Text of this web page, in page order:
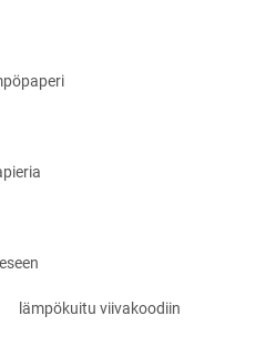
lämpökuitu viivakoodiin